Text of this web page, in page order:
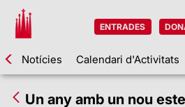
ENTRADES
Notícies Calendari d'Activitats
Un any amb un nou